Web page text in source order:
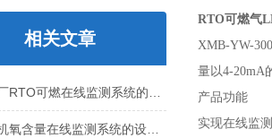
相关文章
离心机氧含量在线监测系统的设计与应用
RTO可燃气
XMB-YW-
量以4-20mA
产品功能
实现在线监